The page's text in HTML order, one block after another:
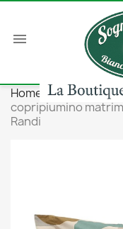

Home Camera da
copripiumino
Randi